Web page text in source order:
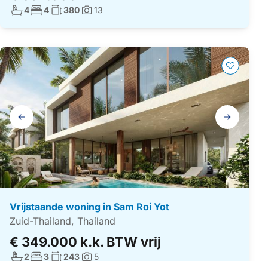
Aantal badkamers:
4Aantal slaapkamers:
4Woonoppervlakte:
380Foto's:
13
Galerij
navigatie
Vrijstaande woning in Sam Roi Yot
Zuid-Thailand, Thailand
€ 349.000 k.k. BTW vrij
Aantal badkamers:
2Aantal slaapkamers:
3Woonoppervlakte:
243 5